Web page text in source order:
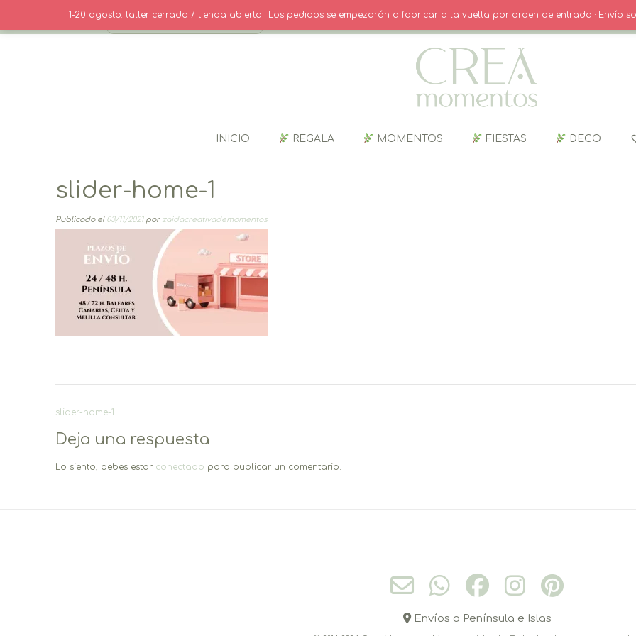
contenido
· CONTACTO · INICIO SESIÓN / REGISTRO CARRITO
INICIO REGALA MOMENTOS FIESTAS DECO
slider-home-1
Publicado el 03/11/2021por zaidacreativademomentos
Navegación
entradas
slider-home-1
Deja una respuesta
Lo siento, debes estar conectado para publicar un comentario.
Envíos a Península e Islas
1-20 agosto: taller cerrado / tienda abierta · Los pedidos se empezarán a fabricar a la vuelta por orden de entrada · Envío